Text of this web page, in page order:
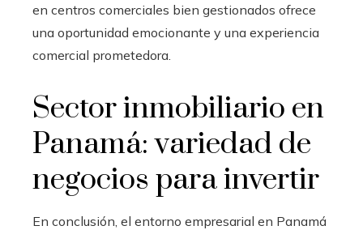
en centros comerciales bien gestionados ofrece
una oportunidad emocionante y una experiencia
comercial prometedora.
Sector inmobiliario en
Panamá: variedad de
negocios para invertir
En conclusión, el entorno empresarial en Panamá